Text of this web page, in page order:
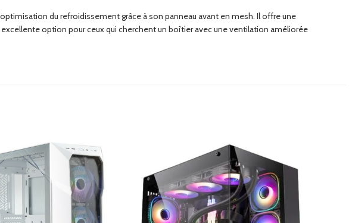
du refroidissement grâce à son panneau avant en mesh. Il offre une
option pour ceux qui cherchent un boîtier avec une ventilation améliorée